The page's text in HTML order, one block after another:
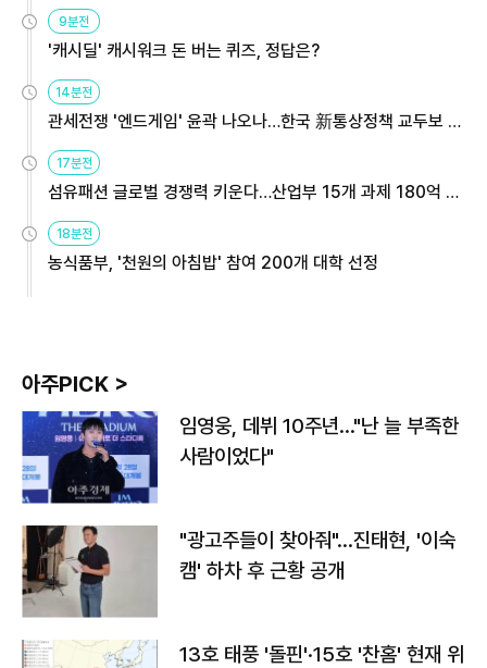
9분전
'캐시딜' 캐시워크 돈 버는 퀴즈, 정답은?
14분전
관세전쟁 '엔드게임' 윤곽 나오나…한국 新통상정책 교두보 활
17분전
섬유패션 글로벌 경쟁력 키운다…산업부 15개 과제 180억 지
18분전
농식품부, '천원의 아침밥' 참여 200개 대학 선정
아주PICK >
임영웅, 데뷔 10주년…"난 늘 부족한
사람이었다"
"광고주들이 찾아줘"…진태현, '이숙
캠' 하차 후 근황 공개
13호 태풍 '돌핀'·15호 '찬홈' 현재 위